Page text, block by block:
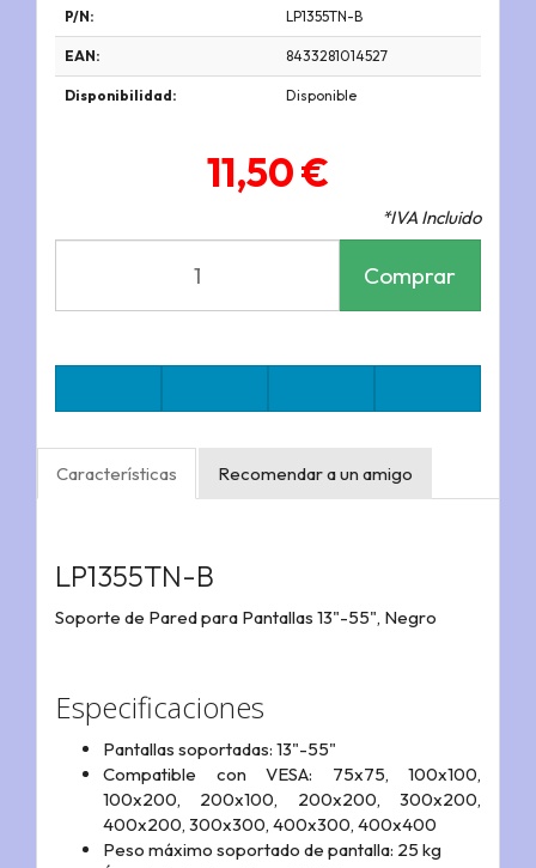
P/N: LP1355TN-B
EAN: 8433281014527
Disponibilidad: Disponible
11,50 €
*IVA Incluido
Comprar
Características Recomendar a un amigo
LP1355TN-B
Soporte de Pared para Pantallas 13"-55", Negro
Especificaciones
Pantallas soportadas: 13"-55"
Compatible con VESA: 75x75, 100x100,
100x200, 200x100, 200x200, 300x200,
400x200, 300x300, 400x300, 400x400
Peso máximo soportado de pantalla: 25 kg